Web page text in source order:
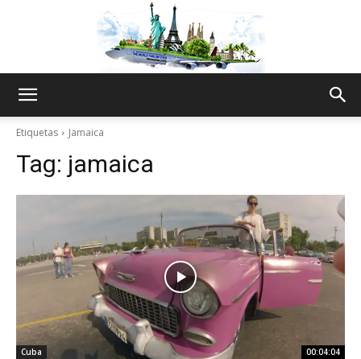
Thru
My
Etiquetas Jamaica
Tag: jamaica
Cuba 00:04:04